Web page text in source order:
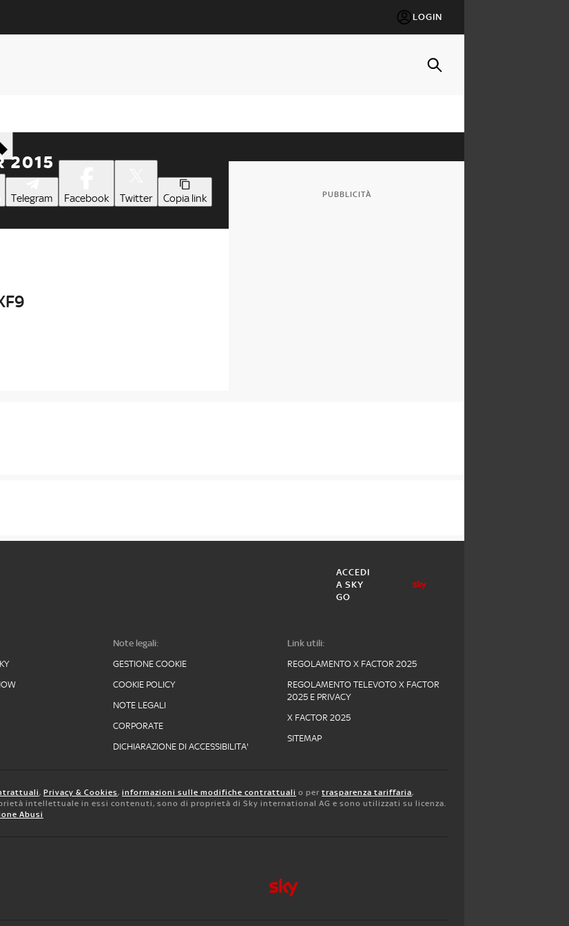
LOGIN
2015
Telegram Facebook Twitter Copia link PUBBLICITÀ
ACCEDI
A SKY
GO
Note legali:
GESTIONE COOKIE
COOKIE POLICY
NOTE LEGALI
CORPORATE
DICHIARAZIONE DI ACCESSIBILITA'
Link utili:
REGOLAMENTO X FACTOR 2025
REGOLAMENTO TELEVOTO X FACTOR
2025 E PRIVACY
X FACTOR 2025
SITEMAP
, Privacy & Cookies, informazioni sulle modifiche contrattuali o per trasparenza tariffaria,
intellettuale in essi contenuti, sono di proprietà di Sky international AG e sono utilizzati su licenza.
Abusi